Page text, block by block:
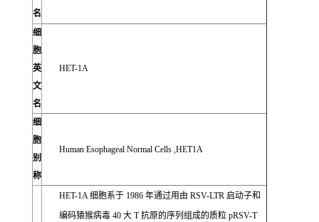
名
细
胞
英
文
名
HET-1A
细
胞
别
称
Human Esophageal Normal Cells ,HET1A
HET-1A 细胞系于 1986 年通过用由 RSV-LTR 启动子和
编码猿猴病毒 40 大 T 抗原的序列组成的质粒 pRSV-T